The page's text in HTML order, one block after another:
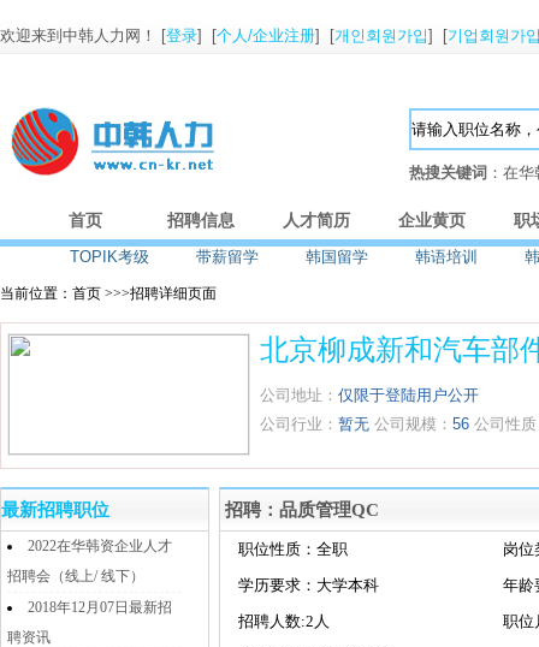
欢迎来到中韩人力网！ [登录] [个人/企业注册] [개인회원가입] [기업회원가
热搜关键词 ：在
首页 招聘信息 人才简历 企业黄页 职
TOPIK考级 带薪留学 韩国留学 韩语培训
当前位置：首页 >>>招聘详细页面
北京柳成新和汽车部
公司地址： 仅限于登陆用户公开
公司行业： 暂无 公司规模： 56 公司性
最新招聘职位
2022在华韩资企业人才
招聘会（线上/ 线下）
2018年12月07日最新招
聘资讯
招聘：品质管理QC
职位性质：全职
岗位
学历要求：大学本科
年龄
招聘人数:2人
职位